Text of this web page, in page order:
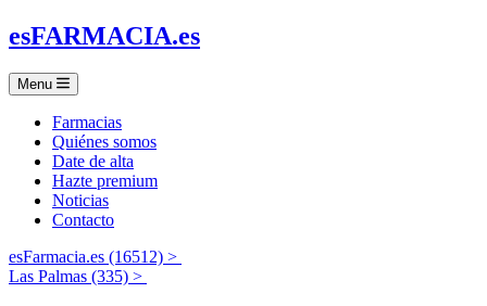
esFARMACIA.es
Menu
Farmacias
Quiénes somos
Date de alta
Hazte premium
Noticias
Contacto
esFarmacia.es (16512) >
Las Palmas (335) >